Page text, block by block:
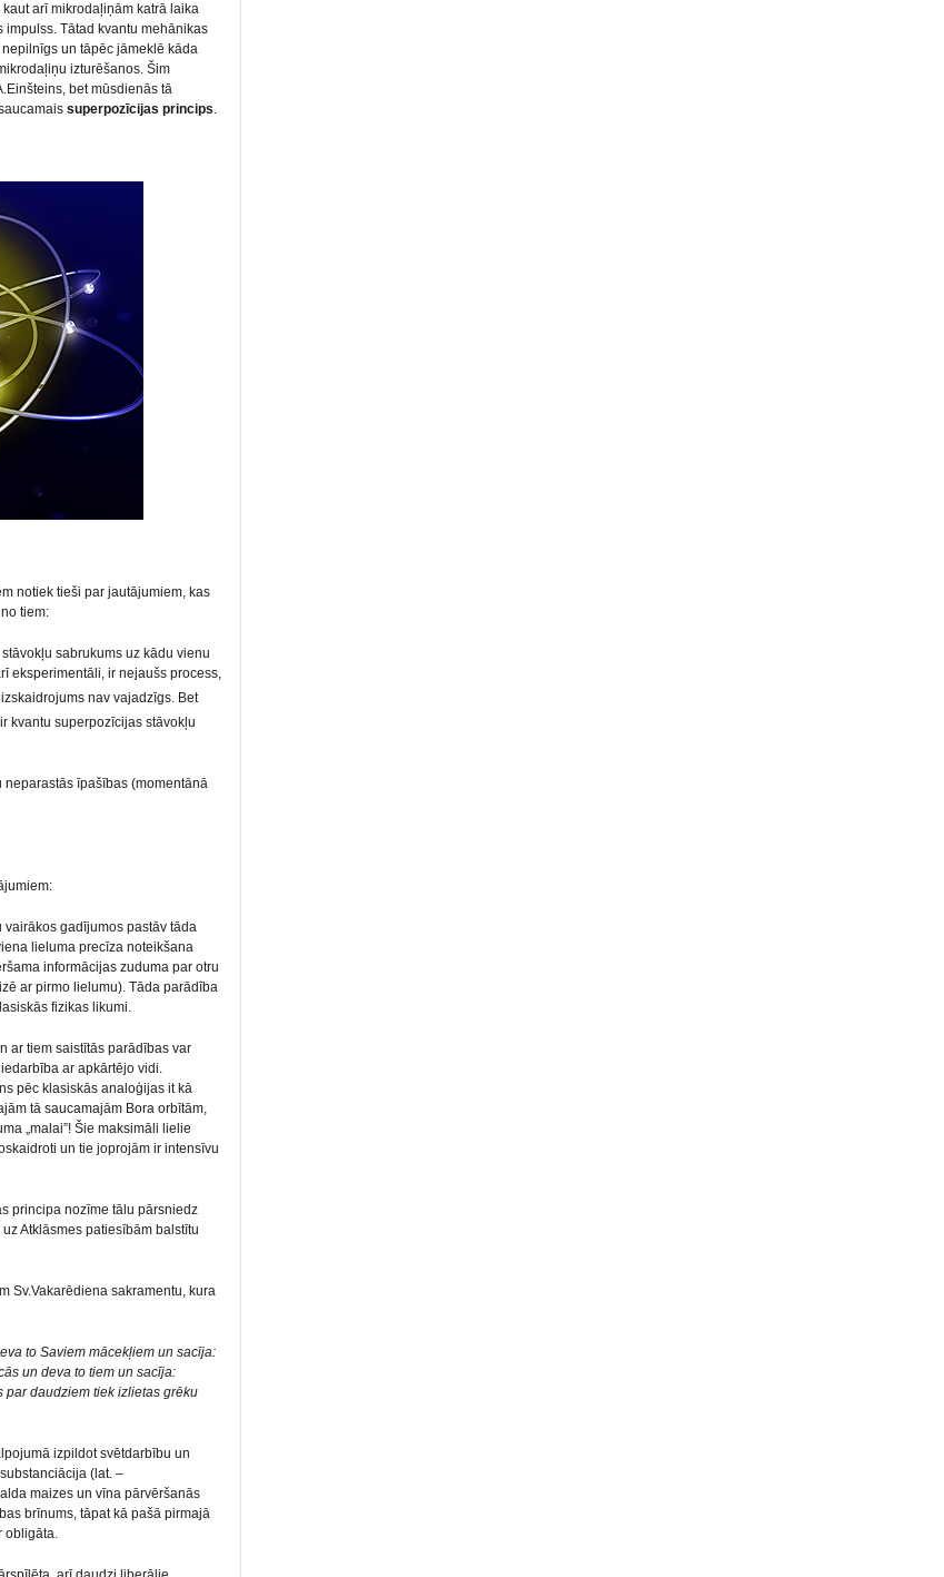
arī mikrodaļiņām katrā laika
Tātad kvantu mehānikas
un tāpēc jāmeklē kāda
izturēšanos. Šim
bet mūsdienās tā
superpozīcijas princips.
notiek tieši par jautājumiem, kas
tiem:
sabrukums uz kādu vienu
eksperimentāli, ir nejaušs process,
nav vajadzīgs. Bet
kvantu superpozīcijas stāvokļu
īpašības (momentānā
gadījumos pastāv tāda
lieluma precīza noteikšana
informācijas zuduma par otru
ar pirmo lielumu). Tāda parādība
fizikas likumi.
tiem saistītās parādības var
ar apkārtējo vidi.
pēc klasiskās analoģijas it kā
tā saucamajām Bora orbītām,
„malai”! Šie maksimāli lielie
un tie joprojām ir intensīvu
principa nozīme tālu pārsniedz
Atklāsmes patiesībām balstītu
Sv.Vakarēdiena sakramentu, kura
to Saviem mācekļiem un sacīja:
un deva to tiem un sacīja:
par daudziem tiek izlietas grēku
izpildot svētdarbību un
(lat. –
maizes un vīna pārvēršanās
brīnums, tāpat kā pašā pirmajā
obligāta.